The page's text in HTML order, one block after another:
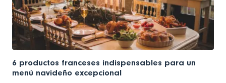
6 productos franceses indispensables para un
menú navideño excepcional